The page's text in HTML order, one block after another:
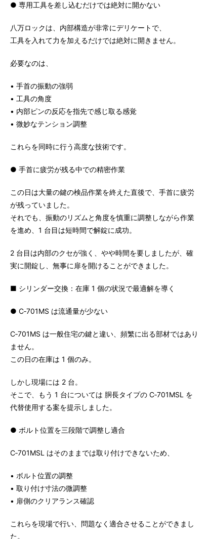
● 専用工具を差し込むだけでは絶対に開かない
八万ロックは、内部構造が非常にデリケートで、
工具を入れて力を加えるだけでは絶対に開きません。
必要なのは、
• 手首の振動の強弱
• 工具の角度
• 内部ピンの反応を指先で感じ取る感覚
• 微妙なテンション調整
これらを同時に行う高度な技術です。
● 手首に疲労が残る中での精密作業
この日は大量の鍵の検品作業を終えた直後で、手首に疲労
が残っていました。
それでも、振動のリズムと角度を慎重に調整しながら作業
を進め、1 台目は短時間で解錠に成功。
2 台目は内部のクセが強く、やや時間を要しましたが、確
実に開錠し、無事に扉を開けることができました。
■ シリンダー交換：在庫 1 個の状況で最適解を導く
● C‑701MS は流通量が少ない
C‑701MS は一般住宅の鍵と違い、頻繁に出る部材ではあり
ません。
この日の在庫は 1 個のみ。
しかし現場には 2 台。
そこで、もう 1 台については 胴長タイプの C‑701MSL を
代替使用する案を提示しました。
● ボルト位置を三段階で調整し適合
C‑701MSL はそのままでは取り付けできないため、
• ボルト位置の調整
• 取り付け寸法の微調整
• 扉側のクリアランス確認
これらを現場で行い、問題なく適合させることができまし
た。